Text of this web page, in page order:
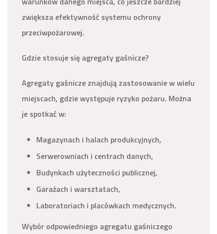
zwiększa efektywność systemu ochrony
przeciwpożarowej.
Gdzie stosuje się agregaty gaśnicze?
Agregaty gaśnicze znajdują zastosowanie w wielu
miejscach, gdzie występuje ryzyko pożaru. Można
je spotkać w:
Magazynach i halach produkcyjnych,
Serwerowniach i centrach danych,
Budynkach użyteczności publicznej,
Garażach i warsztatach,
Laboratoriach i placówkach medycznych.
Wybór odpowiedniego agregatu gaśniczego